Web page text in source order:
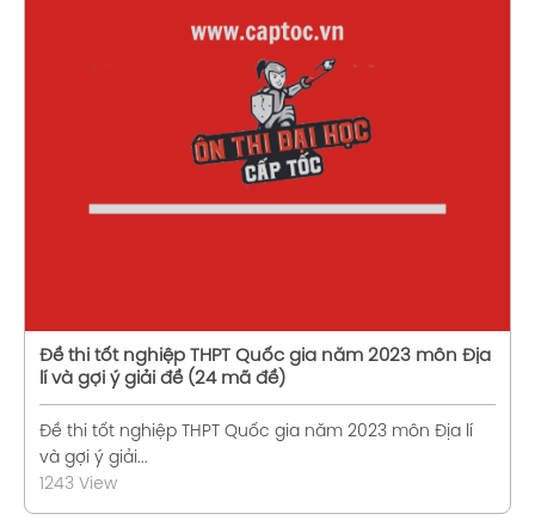
Xem chi tiết
Đề thi tốt nghiệp THPT Quốc gia năm 2023 môn Địa
lí và gợi ý giải đề (24 mã đề)
Đề thi tốt nghiệp THPT Quốc gia năm 2023 môn Địa lí
và gợi ý giải...
1243 View